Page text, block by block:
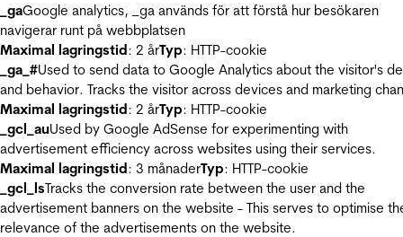
_gaGoogle analytics, _ga används för att förstå hur besökaren
navigerar runt på webbplatsen
Maximal lagringstid: 2 årTyp: HTTP-cookie
_ga_#Used to send data to Google Analytics about the visitor's
and behavior. Tracks the visitor across devices and marketing
Maximal lagringstid: 2 årTyp: HTTP-cookie
_gcl_auUsed by Google AdSense for experimenting with
advertisement efficiency across websites using their services.
Maximal lagringstid: 3 månaderTyp: HTTP-cookie
_gcl_lsTracks the conversion rate between the user and the
advertisement banners on the website - This serves to optimise
relevance of the advertisements on the website.